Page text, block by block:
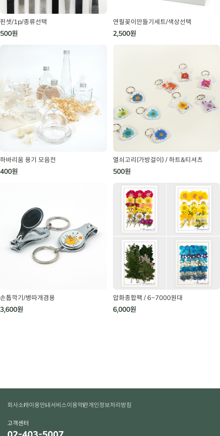
핀셋/1p/종류선택
500원
연필꽂이만들기세트/색상선택
2,500원
하바리움 용기 모음전
400원
열쇠고리(가방걸이) / 하트&티셔츠
500원
손톱깍기/병따개겸용
3,600원
압화종합팩 / 6~7000원대
6,000원
회사소개이용안내서비스이용약관개인정보처리방침
고객센터